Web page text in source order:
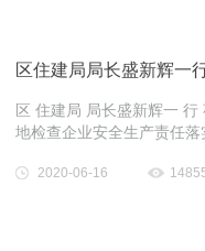
区住建局局长盛新辉一
区 住建局 局长盛新辉一
地检查企业安全生产责任
2020-06-16